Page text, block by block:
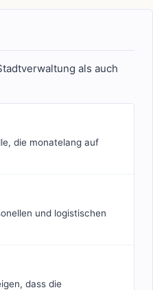
als auch
die monatelang auf
und logistischen
dass die